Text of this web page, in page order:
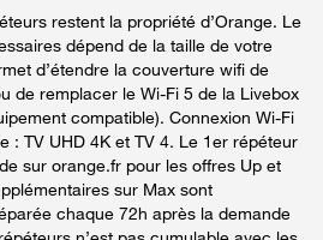
restent la propriété d’Orange. Le
dépend de la taille de votre
d’étendre la couverture wifi de
de remplacer le Wi-Fi 5 de la Livebox
compatible). Connexion Wi-Fi
: TV UHD 4K et TV 4. Le 1er répéteur
sur orange.fr pour les offres Up et
sur Max sont
chaque 72h après la demande